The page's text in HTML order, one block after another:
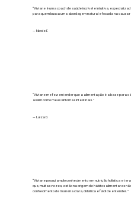
“Viviane é uma coach de saúde incrível e intuitiva,
para quem busca uma abordagem natural e focada na causa
— Nicole F.
“Viviane me fez entender que a alimentação é a base para o
assim como meus sintomas intestinais.”
— Luiza D.
“Viviane possui amplo conhecimento em nutrição holística e
que, muitas vezes, estão na origem de hábitos alimentares
conhecimento de maneira clara, didática e fácil de entender.”